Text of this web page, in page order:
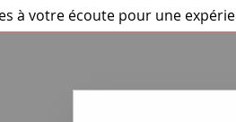
à votre écoute pour une